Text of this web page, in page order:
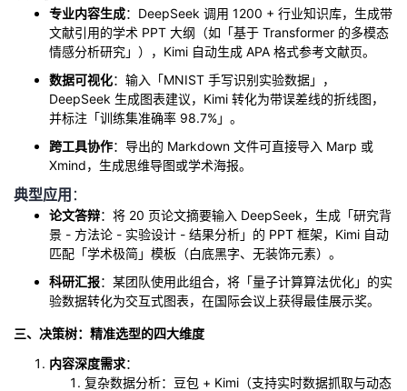
专业内容生成：DeepSeek 调用 1200 + 行业知识库，生成带
文献引用的学术 PPT 大纲（如「基于 Transformer 的多模态
情感分析研究」），Kimi 自动生成 APA 格式参考文献页。
数据可视化：输入「MNIST 手写识别实验数据」，
DeepSeek 生成图表建议，Kimi 转化为带误差线的折线图，
并标注「训练集准确率 98.7%」。
跨工具协作：导出的 Markdown 文件可直接导入 Marp 或
Xmind，生成思维导图或学术海报。
典型应用 ：
论文答辩：将 20 页论文摘要输入 DeepSeek，生成「研究背
景 - 方法论 - 实验设计 - 结果分析」的 PPT 框架，Kimi 自动
匹配「学术极简」模板（白底黑字、无装饰元素）。
科研汇报：某团队使用此组合，将「量子计算算法优化」的实
验数据转化为交互式图表，在国际会议上获得最佳展示奖。
三、决策树：精准选型的四大维度
内容深度需求：
复杂数据分析：豆包 + Kimi（支持实时数据抓取与动态